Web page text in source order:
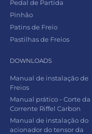
Pedal de Partida
Pinhão
Patins de Freio
Pastilhas de Freios
DOWNLOADS
Manual de instalação de
Freios
Manual prático - Corte da
Corrente Riffel Carbon
Manual de instalação do
acionador do tensor da